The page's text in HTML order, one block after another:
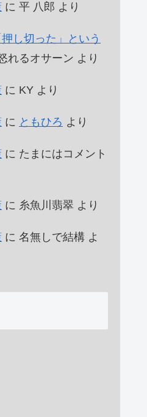
に 平 八郎 より
し切った」という
れるオサーン より
に KY より
に ともひろ より
に たまにはコメント
に 糸魚川翡翠 より
に 名無しで結構 よ